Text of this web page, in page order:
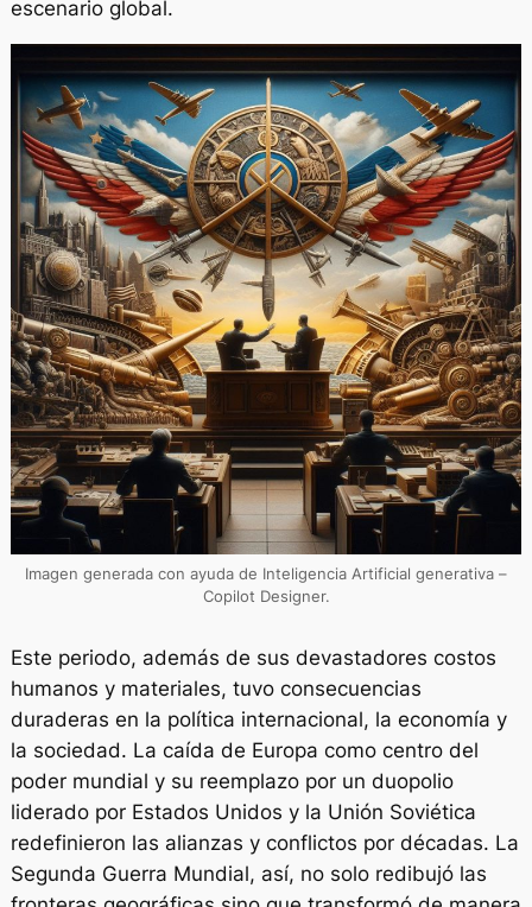
escenario global.
Imagen generada con ayuda de Inteligencia Artificial generativa –
Copilot Designer.
Este periodo, además de sus devastadores costos
humanos y materiales, tuvo consecuencias
duraderas en la política internacional, la economía y
la sociedad. La caída de Europa como centro del
poder mundial y su reemplazo por un duopolio
liderado por Estados Unidos y la Unión Soviética
redefinieron las alianzas y conflictos por décadas. La
Segunda Guerra Mundial, así, no solo redibujó las